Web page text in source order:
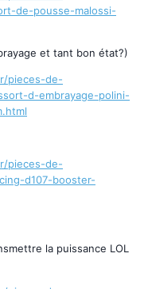
de-pousse-malossi-
et tant bon état?)
pieces-de-
d-embrayage-polini-
pieces-de-
d107-booster-
la puissance LOL